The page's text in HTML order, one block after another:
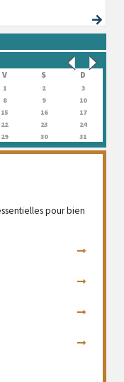
V S D
1 2
3
8 9
10
15 16
17
22 23
24
29 30 31
pour bien